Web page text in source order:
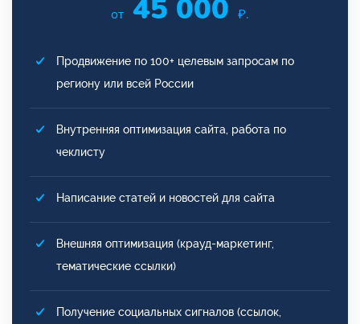
от 45 000 ₽.
Продвижение по 100+ целевым запросам по
региону или всей России
Внутренняя оптимизация сайта, работа по
чеклисту
Написание статей и новостей для сайта
Внешняя оптимизация (крауд-маркетинг,
тематические ссылки)
Получение социальных сигналов (ссылок,